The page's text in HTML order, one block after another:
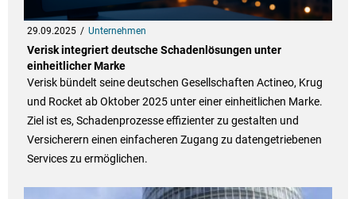
29.09.2025 Unternehmen
Verisk integriert deutsche Schadenlösungen unter
einheitlicher Marke
Verisk bündelt seine deutschen Gesellschaften Actineo, Krug
und Rocket ab Oktober 2025 unter einer einheitlichen Marke.
Ziel ist es, Schadenprozesse effizienter zu gestalten und
Versicherern einen einfacheren Zugang zu datengetriebenen
Services zu ermöglichen.